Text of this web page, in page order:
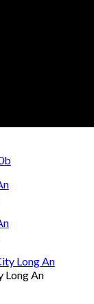
Long An